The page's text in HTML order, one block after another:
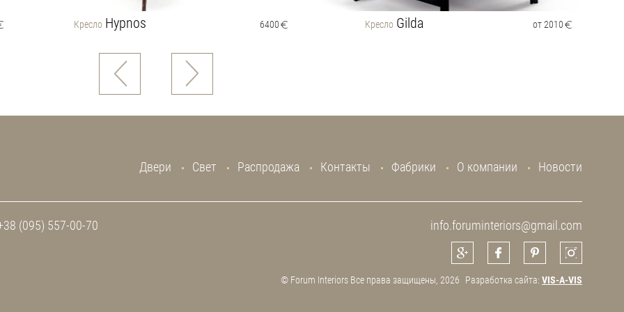
Кресло Hypnos 6400 Кресло Gilda от 2010
Двери Свет Распродажа Контакты Фабрики О компании Новости
(095) 557-00-70 info.foruminteriors@gmail.com
© Forum Interiors Все права защищены, 2026 Разработка сайта: VIS-A-VIS